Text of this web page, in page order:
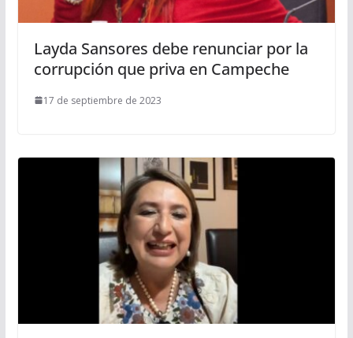
Layda Sansores debe renunciar por la
corrupción que priva en Campeche
17 de septiembre de 2023